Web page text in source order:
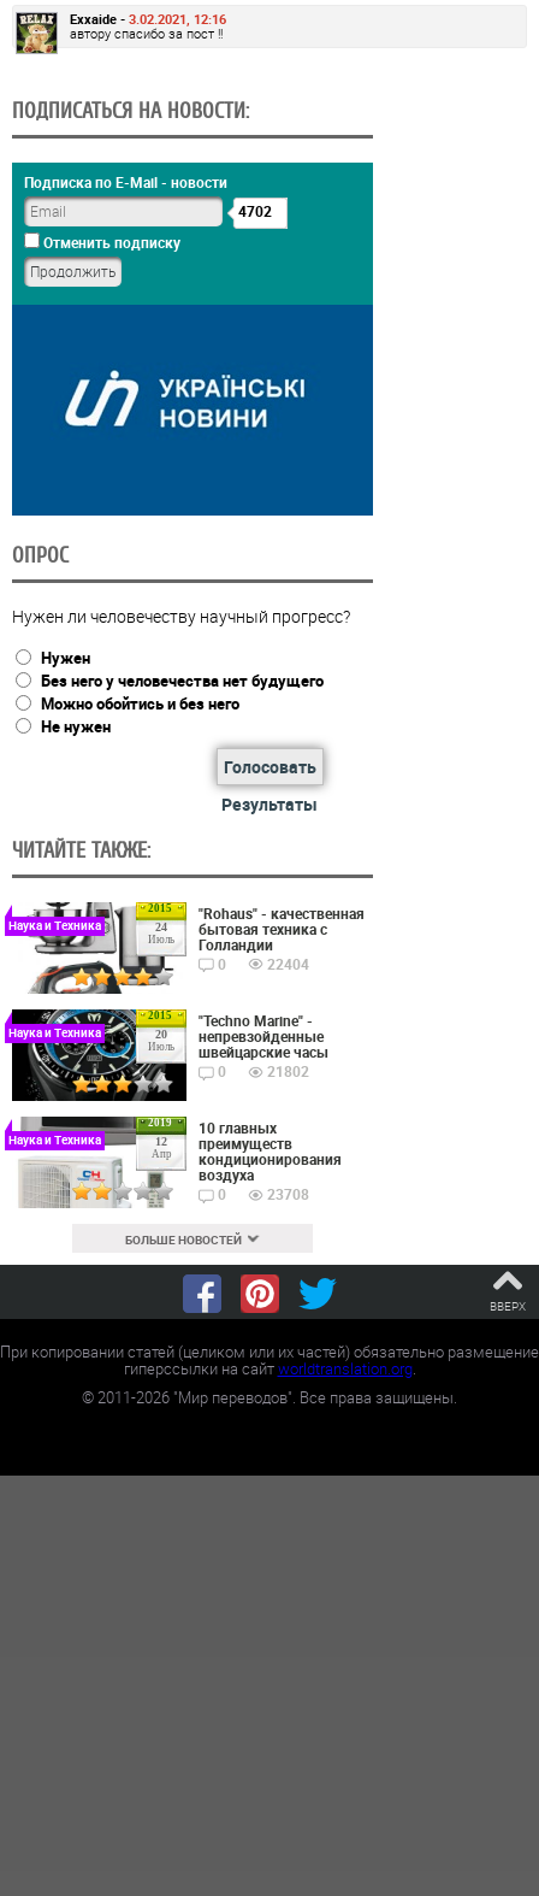
Exxaide - 3.02.2021, 12:16
автору спасибо за пост !!
ПОДПИСАТЬСЯ НА НОВОСТИ:
Подписка по E-Mail - новости
4702
Отменить подписку
ОПРОС
Нужен ли человечеству научный прогресс?
Нужен
Без него у человечества нет будущего
Можно обойтись и без него
Не нужен
Голосовать
Результаты
ЧИТАЙТЕ ТАКЖЕ:
2015
24
Июль
Наука и Техника
"Rohaus" - качественная
бытовая техника с
Голландии
0
22404
2015
20
Июль
Наука и Техника
"Techno Marine" -
непревзойденные
швейцарские часы
0
21802
2019
12
Апр
Наука и Техника
10 главных
преимуществ
кондиционирования
воздуха
0
23708
БОЛЬШЕ НОВОСТЕЙ
ВВЕРХ
При копировании статей (целиком или их частей) обязательно размещение
гиперссылки на сайтworldtranslation.org.
©2011-2026 "Мир переводов". Все права защищены.